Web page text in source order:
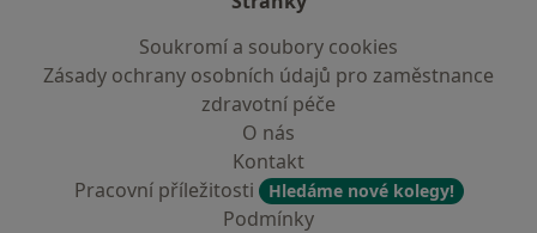
Soukromí a soubory cookies
Zásady ochrany osobních údajů pro zaměstnance
zdravotní péče
O nás
Kontakt
Pracovní příležitosti
Hledáme nové kolegy!
Podmínky